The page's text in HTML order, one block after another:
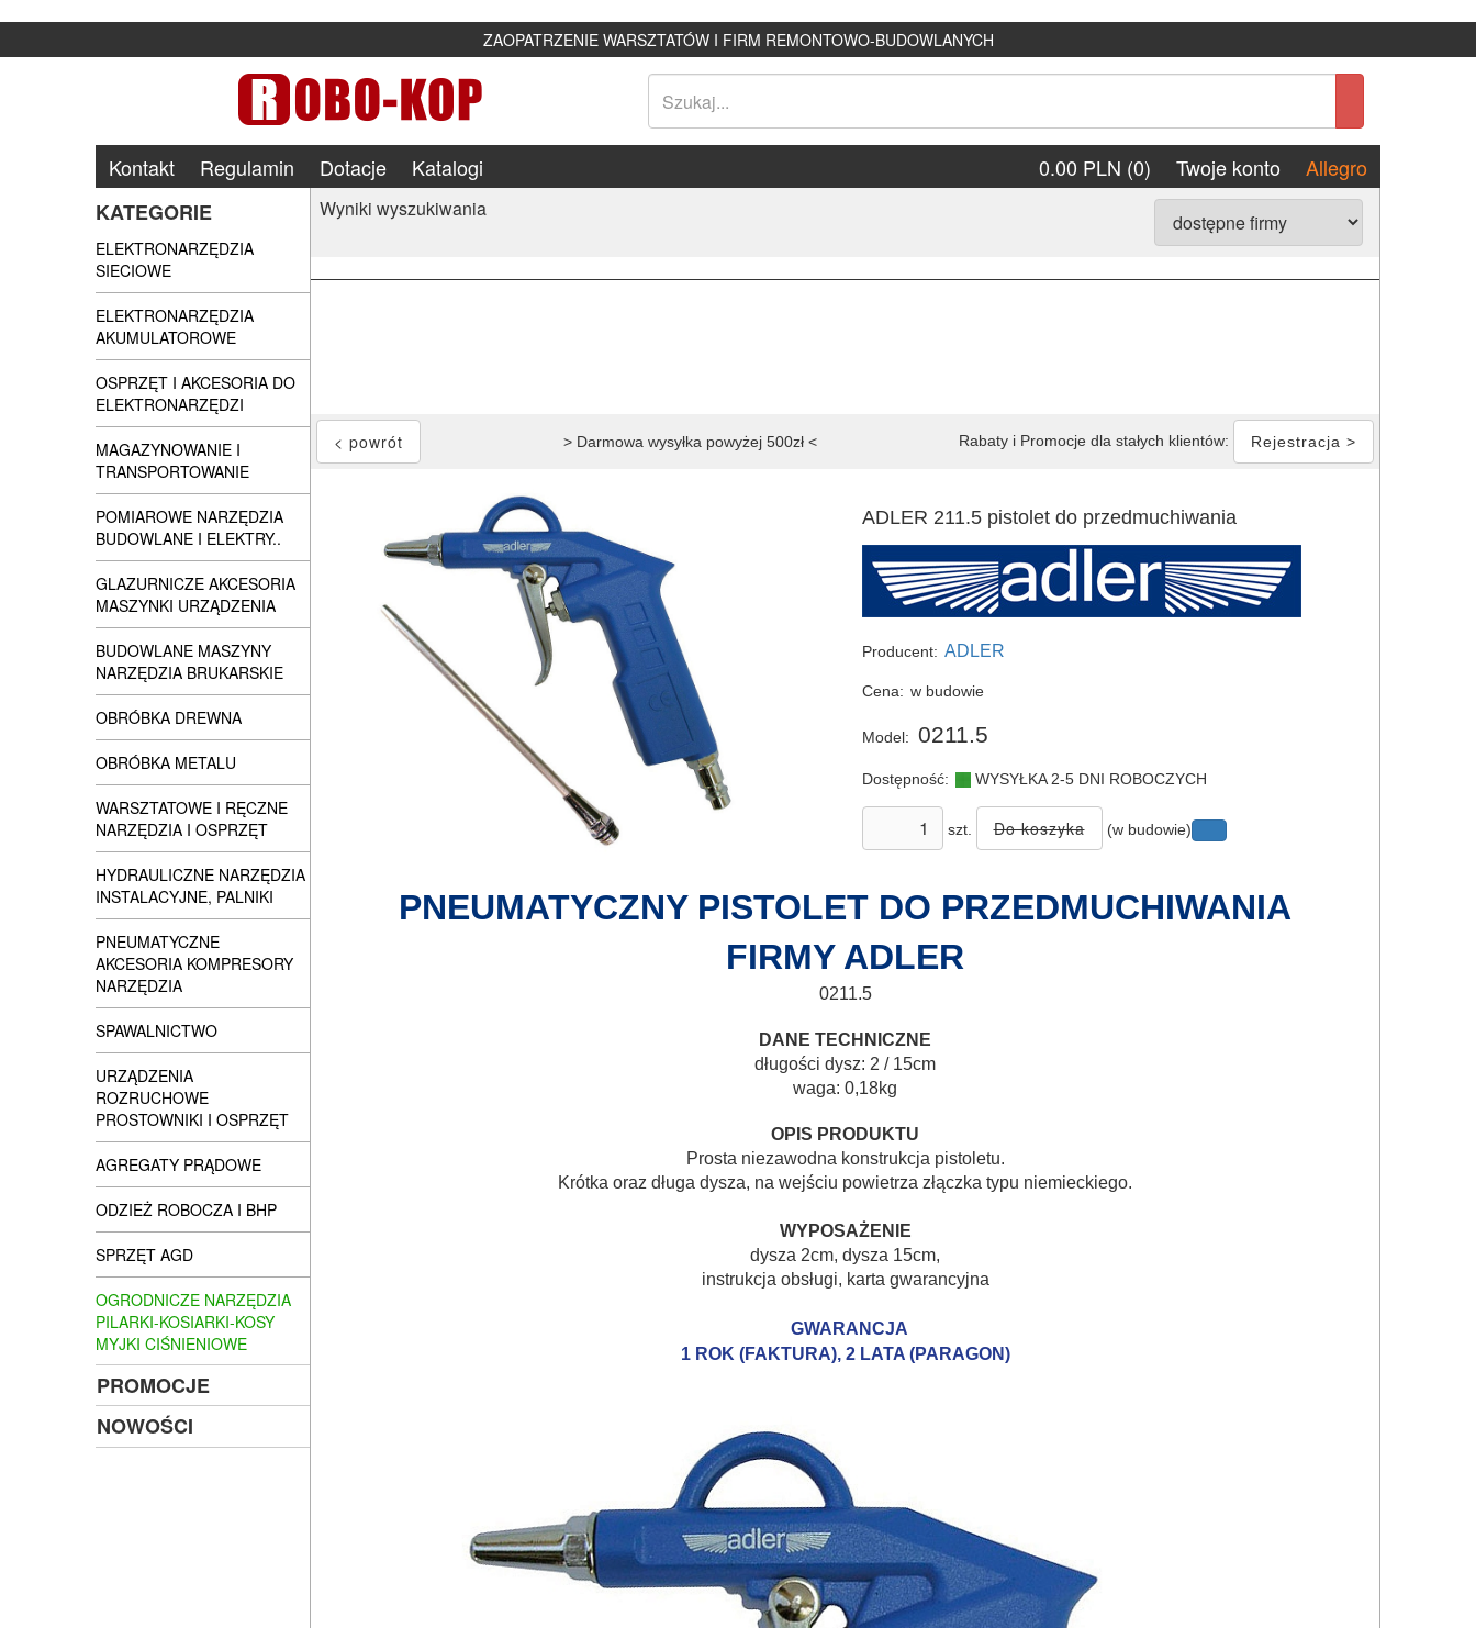
ZAOPATRZENIE WARSZTATÓW I FIRM REMONTOWO-BUDOWLANYCH
Kontakt Regulamin Dotacje Katalogi 0.00 PLN (0) Twoje konto
Allegro
KATEGORIE
ELEKTRONARZĘDZIA
SIECIOWE
ELEKTRONARZĘDZIA
AKUMULATOROWE
OSPRZĘT I AKCESORIA DO
ELEKTRONARZĘDZI
MAGAZYNOWANIE I
TRANSPORTOWANIE
POMIAROWE NARZĘDZIA
BUDOWLANE I ELEKTRY..
GLAZURNICZE AKCESORIA
MASZYNKI URZĄDZENIA
BUDOWLANE MASZYNY
NARZĘDZIA BRUKARSKIE
OBRÓBKA DREWNA
OBRÓBKA METALU
WARSZTATOWE I RĘCZNE
NARZĘDZIA I OSPRZĘT
HYDRAULICZNE NARZĘDZIA
INSTALACYJNE, PALNIKI
PNEUMATYCZNE
AKCESORIA KOMPRESORY
NARZĘDZIA
SPAWALNICTWO
URZĄDZENIA
ROZRUCHOWE
PROSTOWNIKI I OSPRZĘT
AGREGATY PRĄDOWE
ODZIEŻ ROBOCZA I BHP
SPRZĘT AGD
OGRODNICZE NARZĘDZIA
PILARKI-KOSIARKI-KOSY
MYJKI CIŚNIENIOWE
PROMOCJE
NOWOŚCI
Wyniki wyszukiwania
> Darmowa wysyłka powyżej 500zł < Rabaty i Promocje dla stałych klientów: Rejestracja >
ADLER 211.5 pistolet do przedmuchiwania
Producent: ADLER
Cena: w budowie
Model: 0211.5
Dostępność: WYSYŁKA 2-5 DNI ROBOCZYCH
szt. (w budowie)
PNEUMATYCZNY PISTOLET DO PRZEDMUCHIWANIA
FIRMY ADLER
0211.5
DANE TECHNICZNE
długości dysz: 2 / 15cm
waga: 0,18kg
OPIS PRODUKTU
Prosta niezawodna konstrukcja pistoletu.
Krótka oraz długa dysza, na wejściu powietrza złączka typu niemieckiego.
WYPOSAŻENIE
dysza 2cm, dysza 15cm,
instrukcja obsługi, karta gwarancyjna
GWARANCJA
1 ROK (FAKTURA), 2 LATA (PARAGON)